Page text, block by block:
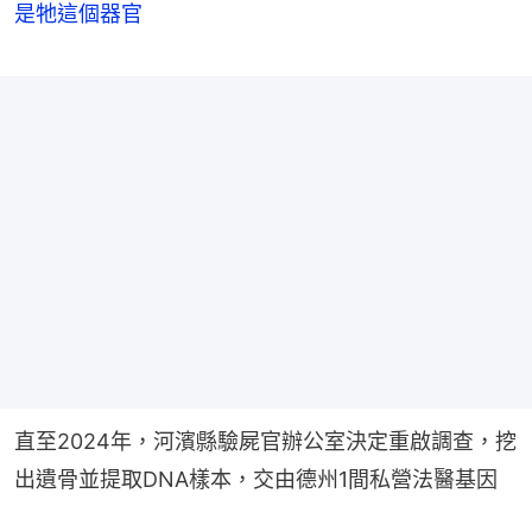
是牠這個器官
直至2024年，河濱縣驗屍官辦公室決定重啟調查，挖
出遺骨並提取DNA樣本，交由德州1間私營法醫基因